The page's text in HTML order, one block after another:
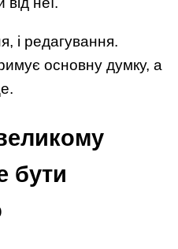
і редагування.
основну думку, а
бути